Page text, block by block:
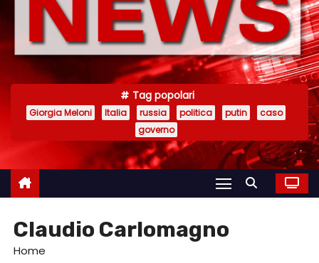
t
Tag popolari
Giorgia Meloni Italia russia politica putin
caso
governo
Claudio Carlomagno
Home